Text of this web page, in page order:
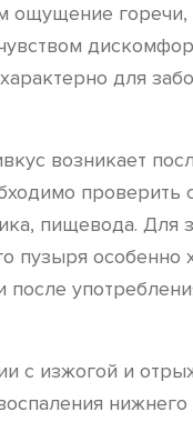
ощущение горечи,
для
возникает
проверить
пищевода. Для
пузыря особенно
после
с изжогой и
нижнего